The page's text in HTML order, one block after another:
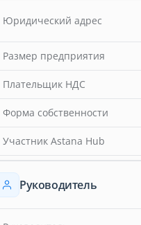
Юридический адрес
Размер предприятия
Плательщик НДС
Форма собственности
Участник Astana Hub
Руководитель